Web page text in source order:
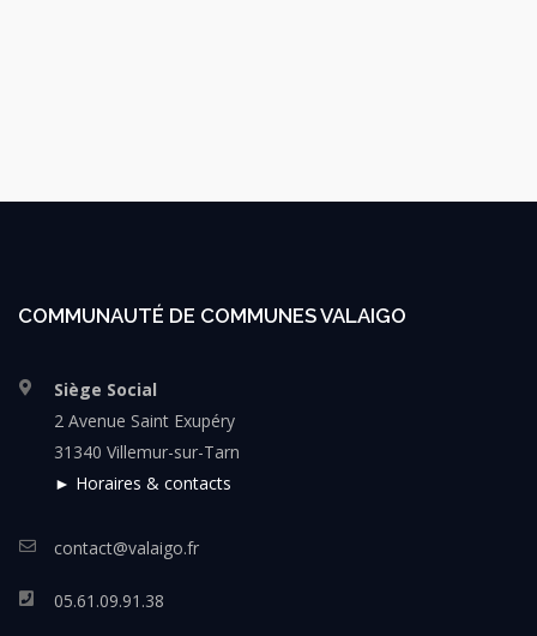
COMMUNAUTÉ DE COMMUNES VALAIGO
Siège Social
2 Avenue Saint Exupéry
31340 Villemur-sur-Tarn
► Horaires & contacts
contact@valaigo.fr
05.61.09.91.38